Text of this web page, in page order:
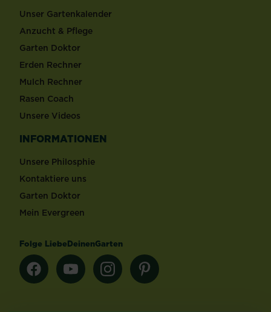
Unser Gartenkalender
Anzucht & Pflege
Garten Doktor
Erden Rechner
Mulch Rechner
Rasen Coach
Unsere Videos
INFORMATIONEN
Unsere Philosphie
Kontaktiere uns
Garten Doktor
Mein Evergreen
Folge LiebeDeinenGarten